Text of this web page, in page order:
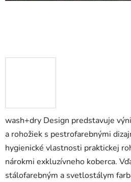
wash+dry Design predstavuje
a rohožiek s pestrofarebnými
hygienické vlastnosti praktickej
nárokmi exkluzívneho koberca.
stálofarebným a svetlostálym